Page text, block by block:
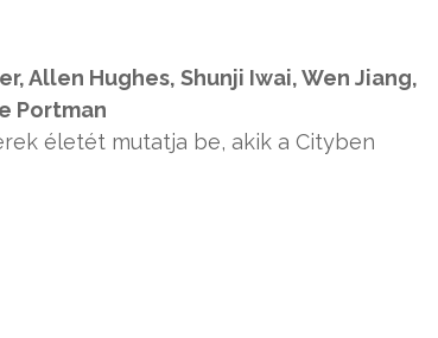
Allen Hughes, Shunji Iwai, Wen Jiang,
Portman
életét mutatja be, akik a Cityben